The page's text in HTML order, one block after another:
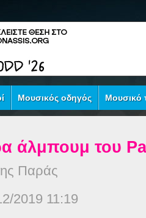
Μουσικός οδηγός Μουσικό
άλμπουμ του
Παράς
2019 11:19